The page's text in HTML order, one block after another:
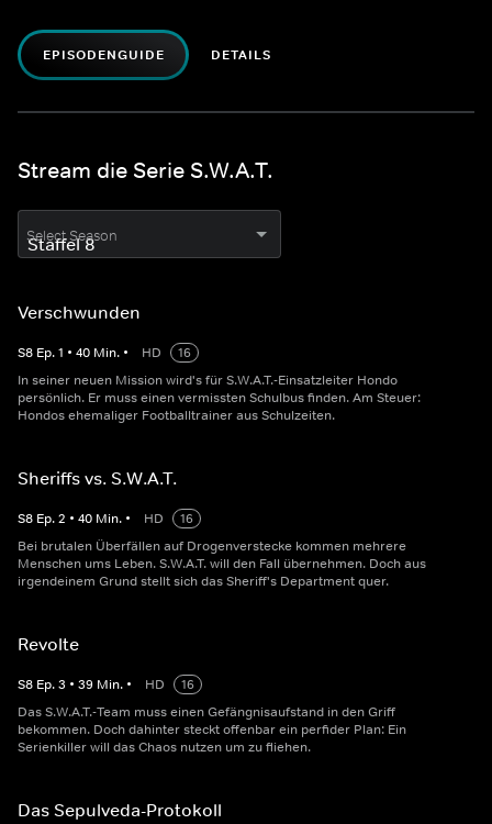
EPISODENGUIDE DETAILS
Stream die Serie S.W.A.T.
Select Season
Verschwunden
S8 Ep.1 • 40 Min. • HD
16
In seiner neuen Mission wird's für S.W.A.T.-Einsatzleiter Hondo
persönlich. Er muss einen vermissten Schulbus finden. Am Steuer:
Hondos ehemaliger Footballtrainer aus Schulzeiten.
Sheriffs vs. S.W.A.T.
S8 Ep.2 • 40 Min. • HD
16
Bei brutalen Überfällen auf Drogenverstecke kommen mehrere
Menschen ums Leben. S.W.A.T. will den Fall übernehmen. Doch aus
irgendeinem Grund stellt sich das Sheriff's Department quer.
Revolte
S8 Ep.3 • 39 Min. • HD
16
Das S.W.A.T.-Team muss einen Gefängnisaufstand in den Griff
bekommen. Doch dahinter steckt offenbar ein perfider Plan: Ein
Serienkiller will das Chaos nutzen um zu fliehen.
Das Sepulveda-Protokoll